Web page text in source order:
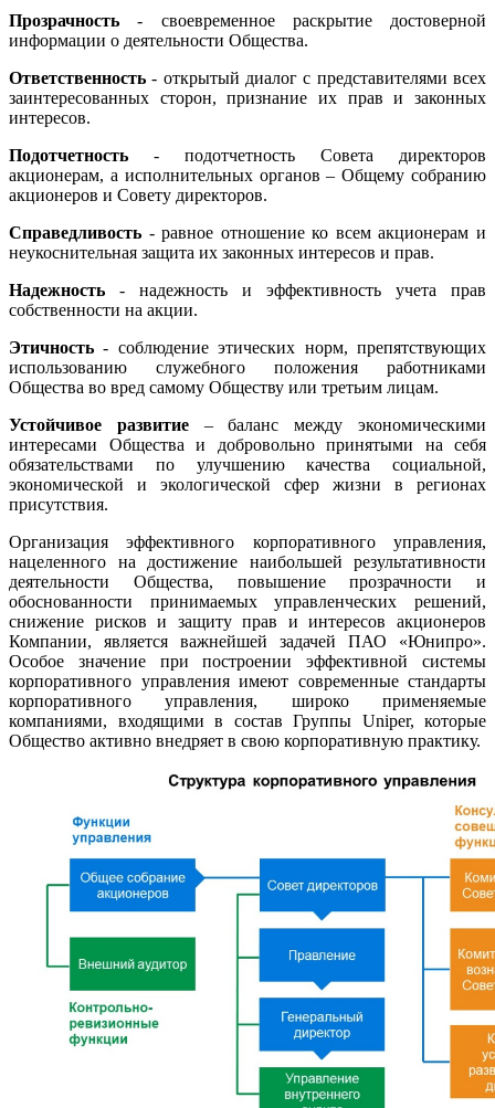
Прозрачность - своевременное раскрытие достоверной
информации о деятельности Общества.
Ответственность - открытый диалог с представителями всех
заинтересованных сторон, признание их прав и законных
интересов.
Подотчетность - подотчетность Совета директоров
акционерам, а исполнительных органов – Общему собранию
акционеров и Совету директоров.
Справедливость - равное отношение ко всем акционерам и
неукоснительная защита их законных интересов и прав.
Надежность - надежность и эффективность учета прав
собственности на акции.
Этичность - соблюдение этических норм, препятствующих
использованию служебного положения работниками
Общества во вред самому Обществу или третьим лицам.
Устойчивое развитие– баланс между экономическими
интересами Общества и добровольно принятыми на себя
обязательствами по улучшению качества социальной,
экономической и экологической сфер жизни в регионах
присутствия.
Организация эффективного корпоративного управления,
нацеленного на достижение наибольшей результативности
деятельности Общества, повышение прозрачности и
обоснованности принимаемых управленческих решений,
снижение рисков и защиту прав и интересов акционеров
Компании, является важнейшей задачей ПАО «Юнипро».
Особое значение при построении эффективной системы
корпоративного управления имеют современные стандарты
корпоративного управления, широко применяемые
компаниями, входящими в состав Группы Uniper, которые
Общество активно внедряет в свою корпоративную практику.